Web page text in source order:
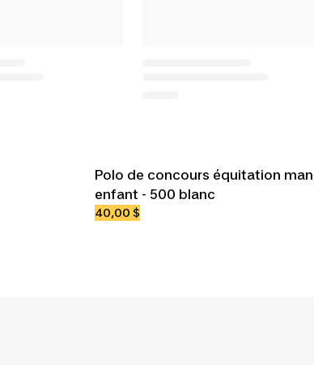
Polo de concours équitation
enfant - 500 blanc
40,00 $